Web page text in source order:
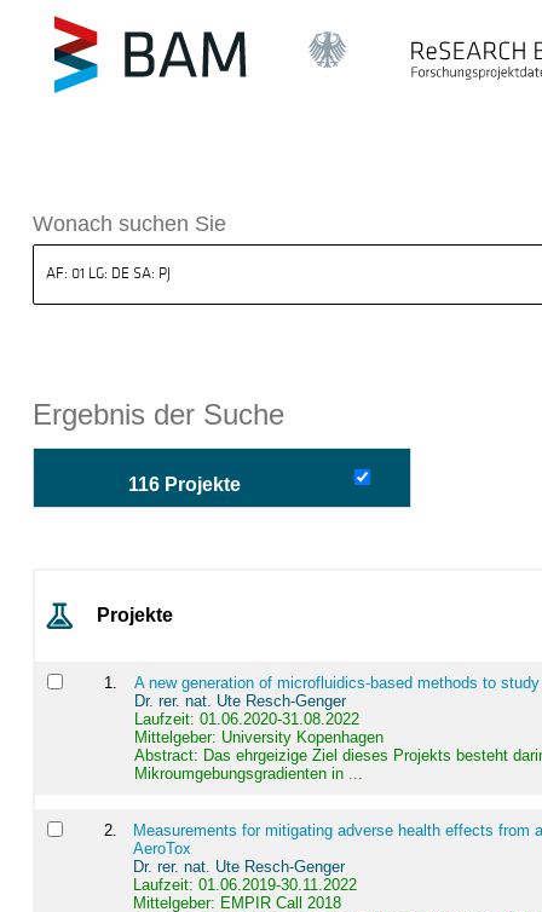
ReSEARCH BAM
Wonach suchen Sie
Ergebnis der Suche
116 Projekte
Projekte
1
A new generation of microfluidics-based methods to
Dr. rer. nat. Ute Resch-Genger
Laufzeit: 01.06.2020-31.08.2022
Mittelgeber: University Kopenhagen
Abstract: Das ehrgeizige Ziel dieses Projekts besteht
Mikroumgebungsgradienten in ...
2.
Measurements for mitigating adverse health effects from
AeroTox
Dr. rer. nat. Ute Resch-Genger
Laufzeit: 01.06.2019-30.11.2022
Mittelgeber: EMPIR Call 2018